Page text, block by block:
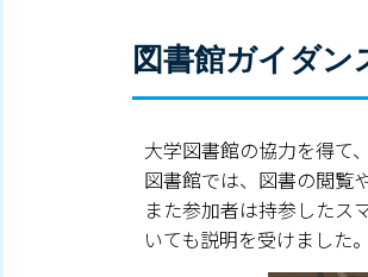
図書館ガイダン
大学図書館の協力を得て
図書館では、図書の閲覧
また参加者は持参したス
いても説明を受けました。